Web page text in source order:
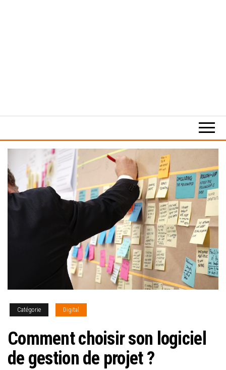
Catégorie Digital
Comment choisir son logiciel
de gestion de projet ?